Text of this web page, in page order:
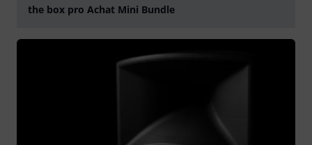
the box pro Achat Mini Bundle